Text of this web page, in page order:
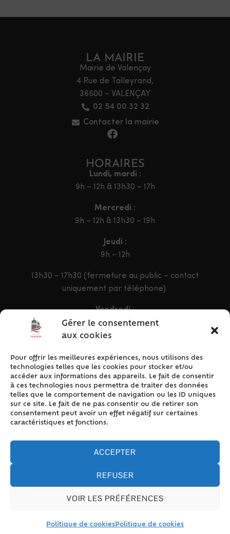
Gérer le consentement
aux cookies
Pour offrir les meilleures expériences, nous utilisons des
technologies telles que les cookies pour stocker et/ou
accéder aux informations des appareils. Le fait de consentir
à ces technologies nous permettra de traiter des données
telles que le comportement de navigation ou les ID uniques
sur ce site. Le fait de ne pas consentir ou de retirer son
consentement peut avoir un effet négatif sur certaines
caractéristiques et fonctions.
ACCEPTER
REFUSER
VOIR LES PRÉFÉRENCES
Politique de cookiesPolitique de cookies
LA MAIRIE
Mairie de Valençay
4 Rue de Talleyrand,
36600 – VALENÇAY
02 54 00 32 32
Contacter la mairie
HORAIRES
Lundi, mardi :
9h – 12h & 13h30 – 17h
Mercredi :
9h – 12h & 13h30 – 19h
Jeudi :
9h – 12h
13h30 – 17h30 (fermeture au public – contact
uniquement par téléphone)
Vendredi :
9h – 12h & 13h30 – 16h30
ACCÈS RAPIDE
Accueil
Contact
Plan du site
Mentions légales
Politique de cookies (UE)
collectivités & GRC/GRU)